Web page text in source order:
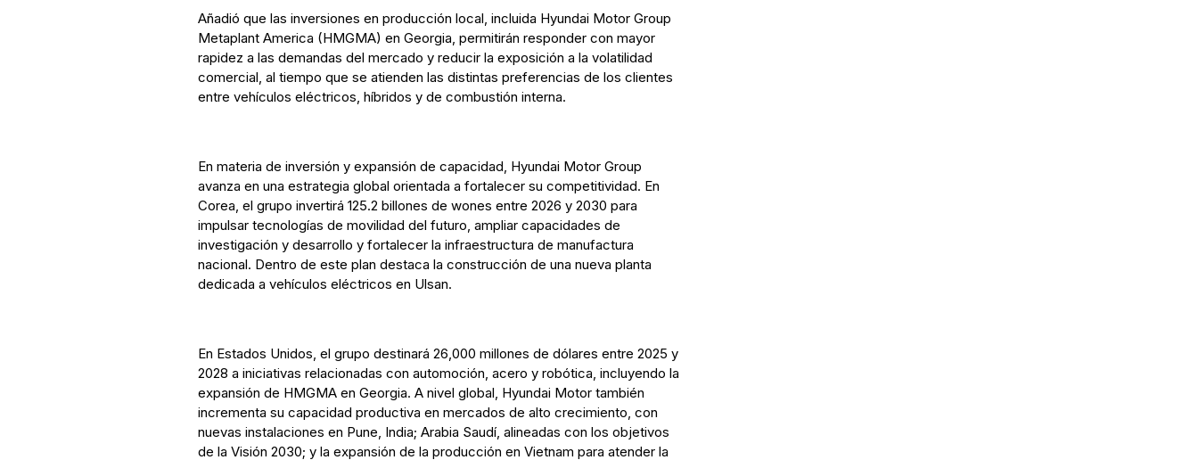
Añadió que las inversiones en producción local, incluida Hyundai Motor Group
Metaplant America (HMGMA) en Georgia, permitirán responder con mayor
rapidez a las demandas del mercado y reducir la exposición a la volatilidad
comercial, al tiempo que se atienden las distintas preferencias de los clientes
entre vehículos eléctricos, híbridos y de combustión interna.
En materia de inversión y expansión de capacidad, Hyundai Motor Group
avanza en una estrategia global orientada a fortalecer su competitividad. En
Corea, el grupo invertirá 125.2 billones de wones entre 2026 y 2030 para
impulsar tecnologías de movilidad del futuro, ampliar capacidades de
investigación y desarrollo y fortalecer la infraestructura de manufactura
nacional. Dentro de este plan destaca la construcción de una nueva planta
dedicada a vehículos eléctricos en Ulsan.
En Estados Unidos, el grupo destinará 26,000 millones de dólares entre 2025 y
2028 a iniciativas relacionadas con automoción, acero y robótica, incluyendo la
expansión de HMGMA en Georgia. A nivel global, Hyundai Motor también
incrementa su capacidad productiva en mercados de alto crecimiento, con
nuevas instalaciones en Pune, India; Arabia Saudí, alineadas con los objetivos
de la Visión 2030; y la expansión de la producción en Vietnam para atender la